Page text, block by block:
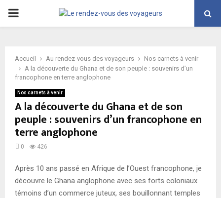
PRIMARY
Accueil Au rendez-vous des voyageurs
Nos carnets à venir
A la découverte du Ghana et de son peuple : souvenirs d’un
francophone en terre anglophone
Nos carnets à venir
A la découverte du Ghana et de son
peuple : souvenirs d’un francophone en
terre anglophone
0 426
Après 10 ans passé en Afrique de l’Ouest francophone, je
découvre le Ghana anglophone avec ses forts coloniaux
témoins d’un commerce juteux, ses bouillonnant temples